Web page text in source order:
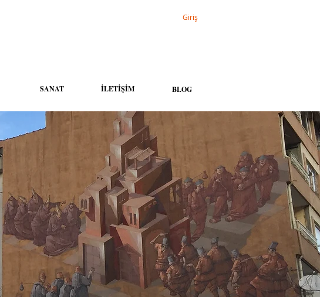
Giriş
SANAT İLETİŞİM BLOG